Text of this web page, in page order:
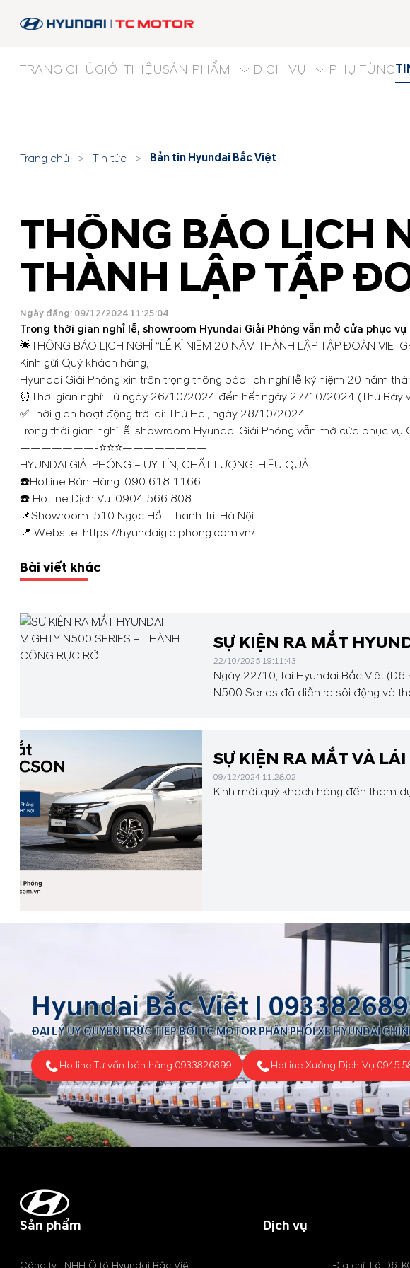
TRANG CHỦGIỚI THIỆUSẢN PHẨM DỊCH VỤ PHỤ TÙNG
Trang chủ > Tin tức > Bản tin Hyundai Bắc Việt
THÔNG BÁO LỊCH
THÀNH LẬP TẬP
Ngày đăng: 09/12/2024 11:25:04
Trong thời gian nghỉ lễ, showroom Hyundai Giải Phóng vẫn mở cửa phục
🌟THÔNG BÁO LỊCH NGHỈ “LỄ KỈ NIỆM 20 NĂM THÀNH LẬP TẬP ĐOÀN
Kính gửi Quý khách hàng,
Hyundai Giải Phóng xin trân trọng thông báo lịch nghỉ lễ kỷ niệm 20 năm
⏰Thời gian nghỉ: Từ ngày 26/10/2024 đến hết ngày 27/10/2024 (Thứ Bảy
✅Thời gian hoạt động trở lại: Thứ Hai, ngày 28/10/2024.
Trong thời gian nghỉ lễ, showroom Hyundai Giải Phóng vẫn mở cửa phục
———————-⭐⭐⭐————————
HYUNDAI GIẢI PHÓNG – UY TÍN, CHẤT LƯỢNG, HIỆU QUẢ
☎️Hotline Bán Hàng: 090 618 1166
☎️ Hotline Dịch Vụ: 0904 566 808
📌Showroom: 510 Ngọc Hồi, Thanh Trì, Hà Nội
📍 Website: https://hyundaigiaiphong.com.vn/
Bài viết khác
SỰ KIỆN RA MẮT
22/10/2025 19:11:43
Ngày 22/10, tại Hyundai Bắc Việt (D6
N500 Series đã diễn ra sôi động và
SỰ KIỆN RA MẮT VÀ
09/12/2024 11:28:02
Kính mời quý khách hàng đến tham
Hyundai Bắc Việt |
ĐẠI LÝ ỦY QUYỀN TRỰC TIẾP BỞI TC MOTOR PHÂN PHỐI XE HYUNDAI
Hotline Tư vấn bán hàng:0933826899 Hotline Xưởng Dịch Vụ:
Sản phẩm Dịch vụ